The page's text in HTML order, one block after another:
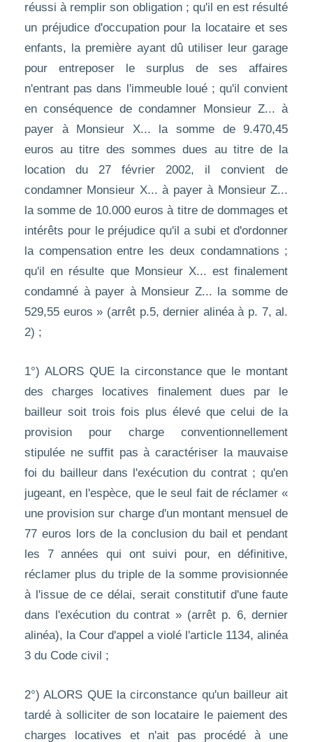
réussi à remplir son obligation ; qu'il en est résulté
un préjudice d'occupation pour la locataire et ses
enfants, la première ayant dû utiliser leur garage
pour entreposer le surplus de ses affaires
n'entrant pas dans l'immeuble loué ; qu'il convient
en conséquence de condamner Monsieur Z... à
payer à Monsieur X... la somme de 9.470,45
euros au titre des sommes dues au titre de la
location du 27 février 2002, il convient de
condamner Monsieur X... à payer à Monsieur Z...
la somme de 10.000 euros à titre de dommages et
intérêts pour le préjudice qu'il a subi et d'ordonner
la compensation entre les deux condamnations ;
qu'il en résulte que Monsieur X... est finalement
condamné à payer à Monsieur Z... la somme de
529,55 euros » (arrêt p.5, dernier alinéa à p. 7, al.
2) ;
1°) ALORS QUE la circonstance que le montant
des charges locatives finalement dues par le
bailleur soit trois fois plus élevé que celui de la
provision pour charge conventionnellement
stipulée ne suffit pas à caractériser la mauvaise
foi du bailleur dans l'exécution du contrat ; qu'en
jugeant, en l'espèce, que le seul fait de réclamer «
une provision sur charge d'un montant mensuel de
77 euros lors de la conclusion du bail et pendant
les 7 années qui ont suivi pour, en définitive,
réclamer plus du triple de la somme provisionnée
à l'issue de ce délai, serait constitutif d'une faute
dans l'exécution du contrat » (arrêt p. 6, dernier
alinéa), la Cour d'appel a violé l'article 1134, alinéa
3 du Code civil ;
2°) ALORS QUE la circonstance qu'un bailleur ait
tardé à solliciter de son locataire le paiement des
charges locatives et n'ait pas procédé à une